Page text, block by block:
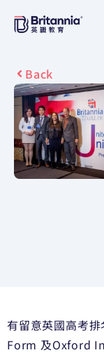
Back
有留意英國高考
Form 及Oxford